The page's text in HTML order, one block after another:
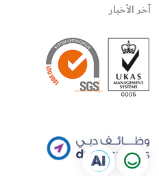
آخر الأخبار